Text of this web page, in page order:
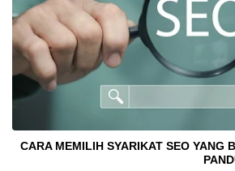
CARA MEMILIH SYARIKAT SEO YANG